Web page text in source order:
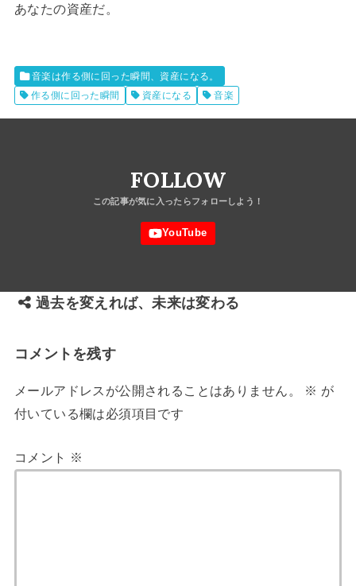
あなたの資産だ。
音楽は作る側に回った瞬間、資産になる。
作る側に回った瞬間
資産になる 音楽
FOLLOW
過去を変えれば、未来は変わる
コメントを残す
メールアドレスが公開されることはありません。 ※ が
付いている欄は必須項目です
コメント ※